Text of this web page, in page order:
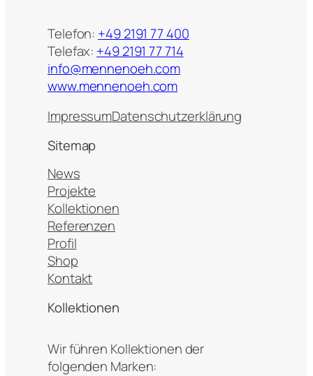
Telefon: +49 2191 77 400
Telefax: +49 2191 77 714
info@mennenoeh.com
www.mennenoeh.com
ImpressumDatenschutzerklärung
Sitemap
News
Projekte
Kollektionen
Referenzen
Profil
Shop
Kontakt
Kollektionen
Wir führen Kollektionen der
folgenden Marken: